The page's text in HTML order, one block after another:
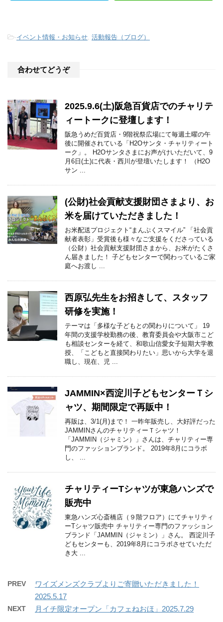
-イベント情報・お知らせ 活動報告（ブログ）
合わせてどうぞ
2025.9.6(土)阪急百貨店でのチャリテ
ィートークに登壇します！
阪急うめだ百貨店・9階祝祭広場にて毎週土曜の午
後に開催されている「H2Oサンタ・チャリティート
ーク」。 H2Oサンタさまにお声がけいただいて、9
月6日(土)に代表・西川が登壇いたします！ （H2O
サン ...
(公財)社会貢献支援財団さまより、お
米を届けていただきました！
お米配送プロジェクト“まんぷくスマイル” 「社会貢
献者表彰」受賞後も様々なご支援をくださっている
（公財）社会貢献支援財団さまから、お米がたくさ
ん届きました！ 子どもセンターで関わっているご家
庭へお渡し ...
西原弘先生をお招きして、スタッフ
研修を実施！
テーマは「多様な子どもとの関わりについて」 19
年間の支援学校勤務の後、教育委員会や大阪市こど
も相談センターを経て、和歌山信愛女子短期大学教
授、「こどもと直接関わりたい」思いから大学を退
職し、現在、児 ...
JAMMIN×西淀川子どもセンターＴシ
ャツ、期間限定で再販中！
再販は、3/1(月)まで！ 一昨年販売し、大好評だった
JAMMINさんのチャリティーＴシャツ！
「JAMMIN（ジャミン）」さんは、チャリティー専
門のファッションブランド。 2019年8月にコラボ
し、 ...
チャリティーTシャツが東急ハンズで
販売中
東急ハンズ心斎橋店（９階フロア）にてチャリティ
ーTシャツ販売中 チャリティー専門のファッション
ブランド「JAMMIN（ジャミン）」さん。 西淀川子
どもセンターも、2019年8月にコラボさせていただ
き大 ...
PREV
ワイズメンズクラブよりご寄贈いただきました！
2025.5.17
NEXT 月イチ限定オープン「カフェねおほ」2025.7.29